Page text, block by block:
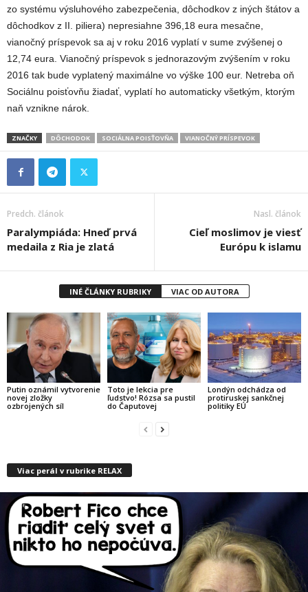
zo systému výsluhového zabezpečenia, dôchodkov z iných štátov a
dôchodkov z II. piliera) nepresiahne 396,18 eura mesačne,
vianočný príspevok sa aj v roku 2016 vyplatí v sume zvýšenej o
12,74 eura. Vianočný príspevok s jednorazovým zvýšením v roku
2016 tak bude vyplatený maximálne vo výške 100 eur. Netreba oň
Sociálnu poisťovňu žiadať, vyplatí ho automaticky všetkým, ktorým
naň vznikne nárok.
ZNAČKY DÔCHODOK SOCIÁLNA POISŤOVŇA VIANOČNÝ PRÍSPEVOK
Predch. článok
Paralympiáda: Hneď prvá
medaila z Ria je zlatá
Nasl. článok
Cieľ moslimov je viesť
Európu k islamu
INÉ ČLÁNKY RUBRIKY VIAC OD AUTORA
Putin oznámil vytvorenie
novej zložky
ozbrojených síl
Toto je lekcia pre
ľudstvo! Rózsa sa pustil
do Čaputovej
Londýn odchádza od
protiruskej sankčnej
politiky EÚ
Viac perál v rubrike RELAX